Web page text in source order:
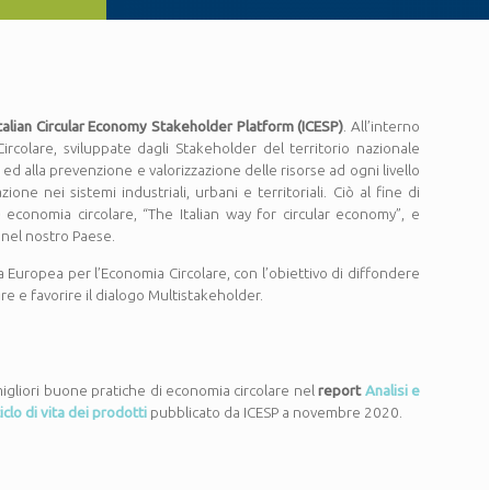
Circular Economy Stakeholder Platform (ICESP) . All’interno
sviluppate dagli Stakeholder del territorio nazionale
alla prevenzione e valorizzazione delle risorse ad ogni livello
nei sistemi industriali, urbani e territoriali. Ciò al fine di
circolare, “The Italian way for circular economy”, e
nostro Paese.
Europea per l’Economia Circolare, con l’obiettivo di diffondere
e favorire il dialogo Multistakeholder.
buone pratiche di economia circolare nelreportAnalisi e
di vita dei prodotti pubblicato da ICESP a novembre 2020.